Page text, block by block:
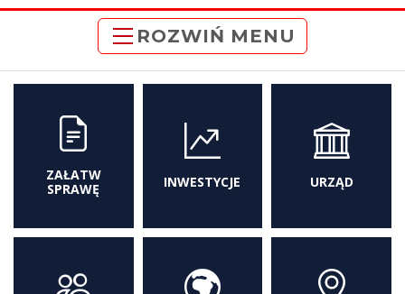
ROZWIŃ MENU
ZAŁATW
SPRAWĘ
INWESTYCJE URZĄD